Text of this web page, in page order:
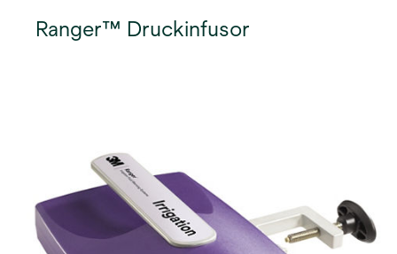
Ranger™ Druckinfusor